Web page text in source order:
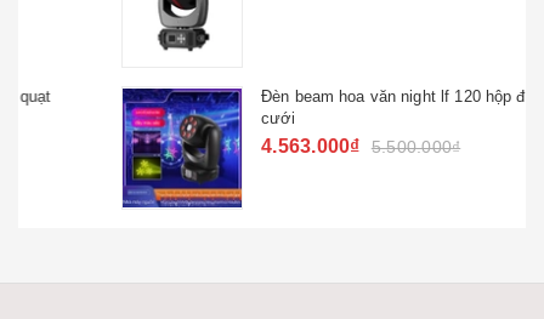
Đèn beam hoa văn night lf 120 hộp đêm đám
cưới
4.563.000₫ 5.500.000₫